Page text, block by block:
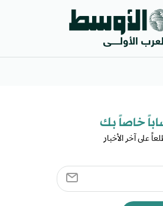
خاصاً بك​
على آخر الأخبار